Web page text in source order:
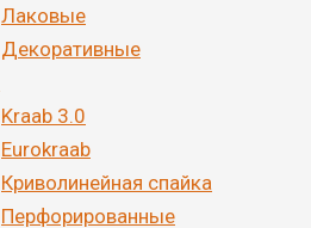
Лаковые
Декоративные
Kraab 3.0
Eurokraab
Криволинейная спайка
Перфорированные